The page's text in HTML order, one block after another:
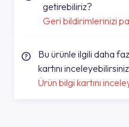
getirebiliriz?
Geri bildirimlerinizi
Bu ürünle ilgili daha
kartını
Ürün bilgi kartını